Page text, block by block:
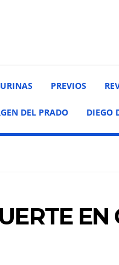
PREVIOS
DEL PRADO DIEGO
EN